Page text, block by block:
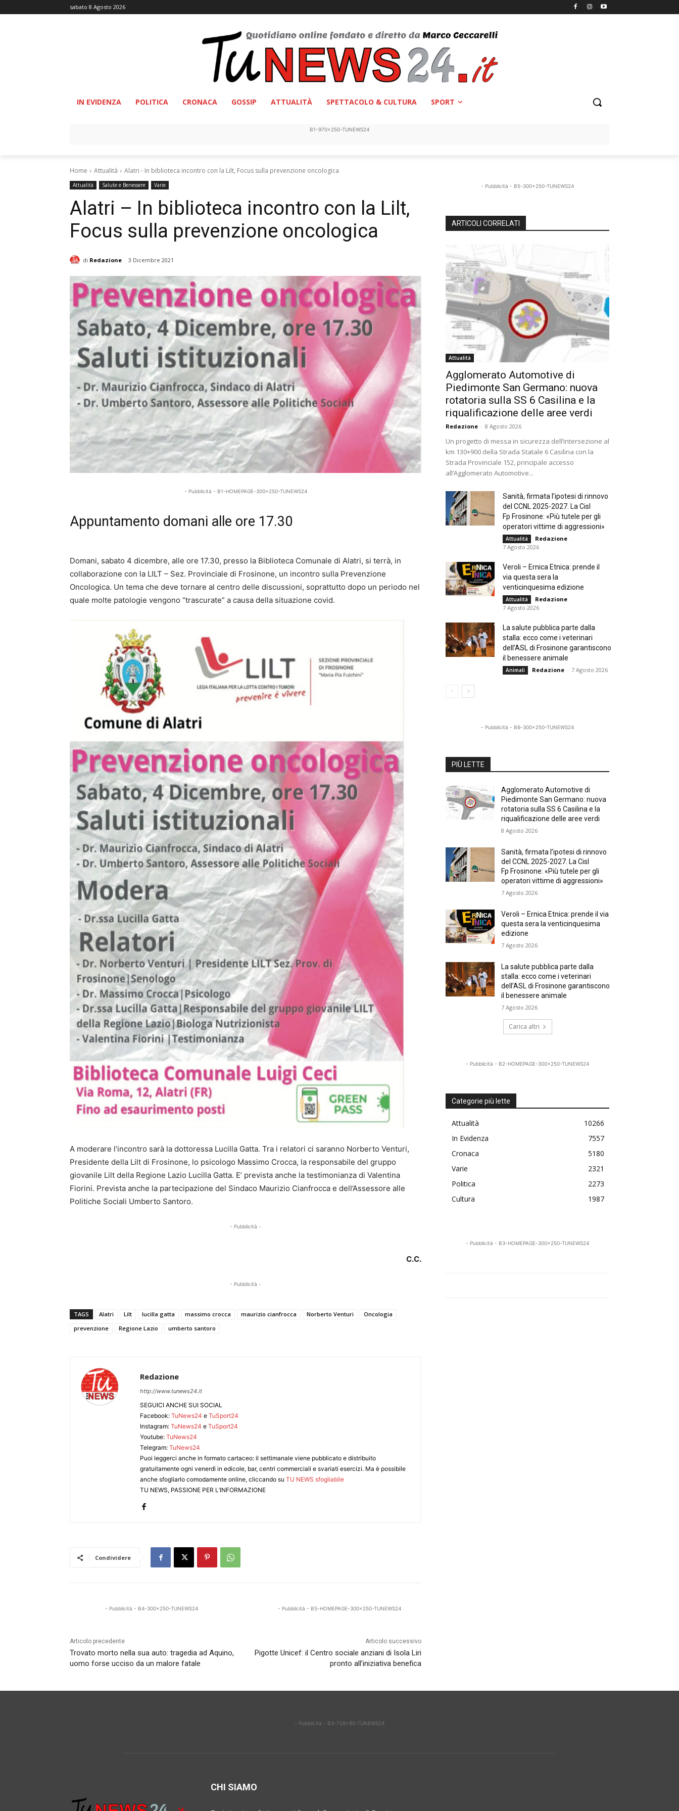
sabato 8 Agosto 2026
IN EVIDENZA POLITICA CRONACA GOSSIP ATTUALITÀ SPETTACOLO & CULTURA SPORT
B1-970x250-TUNEWS24
Home Attualità Alatri - In biblioteca incontro con la Lilt, Focus sulla prevenzione oncologica
Attualità Salute e Benessere Varie
Alatri – In biblioteca incontro con la Lilt,
Focus sulla prevenzione oncologica
di Redazione 3 Dicembre 2021
- Pubblicità - B1-HOMEPAGE-300x250-TUNEWS24
Appuntamento domani alle ore 17.30
Domani, sabato 4 dicembre, alle ore 17.30, presso la Biblioteca Comunale di Alatri, si terrà, in
collaborazione con la LILT – Sez. Provinciale di Frosinone, un incontro sulla Prevenzione
Oncologica. Un tema che deve tornare al centro delle discussioni, soprattutto dopo un periodo nel
quale molte patologie vengono “trascurate” a causa della situazione covid.
A moderare l’incontro sarà la dottoressa Lucilla Gatta. Tra i relatori ci saranno Norberto Venturi,
Presidente della Lilt di Frosinone, lo psicologo Massimo Crocca, la responsabile del gruppo
giovanile Lilt della Regione Lazio Lucilla Gatta. E’ prevista anche la testimonianza di Valentina
Fiorini. Prevista anche la partecipazione del Sindaco Maurizio Cianfrocca e dell’Assessore alle
Politiche Sociali Umberto Santoro.
- Pubblicità -
C.C.
- Pubblicità -
TAGS Alatri Lilt lucilla gatta massimo crocca maurizio cianfrocca Norberto Venturi
Oncologia
prevenzione
Regione Lazio umberto santoro
Redazione
http://www.tunews24.it
SEGUICI ANCHE SUI SOCIAL
Facebook: TuNews24 e TuSport24
Instagram: TuNews24 e TuSport24
Youtube: TuNews24
Telegram: TuNews24
Puoi leggerci anche in formato cartaceo: il settimanale viene pubblicato e distribuito
gratuitamente ogni venerdì in edicole, bar, centri commerciali e svariati esercizi. Ma è possibile
anche sfogliarlo comodamente online, cliccando su TU NEWS sfogliabile
TU NEWS, PASSIONE PER L’INFORMAZIONE
Condividere
- Pubblicità - B4-300x250-TUNEWS24 - Pubblicità - B5-HOMEPAGE-300x250-TUNEWS24
Articolo precedente
Trovato morto nella sua auto: tragedia ad Aquino,
uomo forse ucciso da un malore fatale
Articolo successivo
Pigotte Unicef: il Centro sociale anziani di Isola Liri
pronto all’iniziativa benefica
- Pubblicità - B5-300x250-TUNEWS24
ARTICOLI CORRELATI
Attualità
Agglomerato Automotive di
Piedimonte San Germano: nuova
rotatoria sulla SS 6 Casilina e la
riqualificazione delle aree verdi
Redazione - 8 Agosto 2026
Un progetto di messa in sicurezza dell’intersezione al
km 130+900 della Strada Statale 6 Casilina con la
Strada Provinciale 152, principale accesso
all’Agglomerato Automotive...
Sanità, firmata l’ipotesi di rinnovo
del CCNL 2025-2027. La Cisl
Fp Frosinone: «Più tutele per gli
operatori vittime di aggressioni»
Attualità Redazione -
7 Agosto 2026
Veroli – Ernica Etnica: prende il
via questa sera la
venticinquesima edizione
Attualità Redazione -
7 Agosto 2026
La salute pubblica parte dalla
stalla: ecco come i veterinari
dell’ASL di Frosinone garantiscono
il benessere animale
Animali Redazione - 7 Agosto 2026
- Pubblicità - B6-300x250-TUNEWS24
PIÙ LETTE
Agglomerato Automotive di
Piedimonte San Germano: nuova
rotatoria sulla SS 6 Casilina e la
riqualificazione delle aree verdi
8 Agosto 2026
Sanità, firmata l’ipotesi di rinnovo
del CCNL 2025-2027. La Cisl
Fp Frosinone: «Più tutele per gli
operatori vittime di aggressioni»
7 Agosto 2026
Veroli – Ernica Etnica: prende il via
questa sera la venticinquesima
edizione
7 Agosto 2026
La salute pubblica parte dalla
stalla: ecco come i veterinari
dell’ASL di Frosinone garantiscono
il benessere animale
7 Agosto 2026
Carica altri
- Pubblicità - B2-HOMEPAGE-300x250-TUNEWS24
Categorie più lette
Attualità
10266
In Evidenza
7557
Cronaca
5180
Varie
2321
Politica
2273
Cultura
1987
- Pubblicità - B3-HOMEPAGE-300x250-TUNEWS24
- Pubblicità - B3-728x90-TUNEWS24
CHI SIAMO